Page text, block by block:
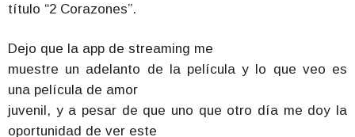
título “2 Corazones”.
Dejo que la app de streaming me
muestre un adelanto de la película y lo que veo es
una película de amor
juvenil, y a pesar de que uno que otro día me doy la
oportunidad de ver este